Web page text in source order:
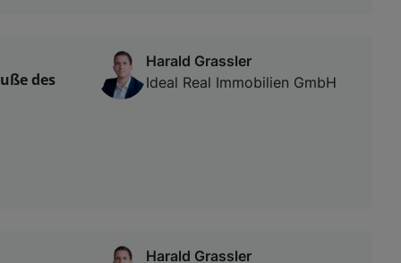
des
Harald Grassler
Ideal Real Immobilien GmbH
Harald Grassler